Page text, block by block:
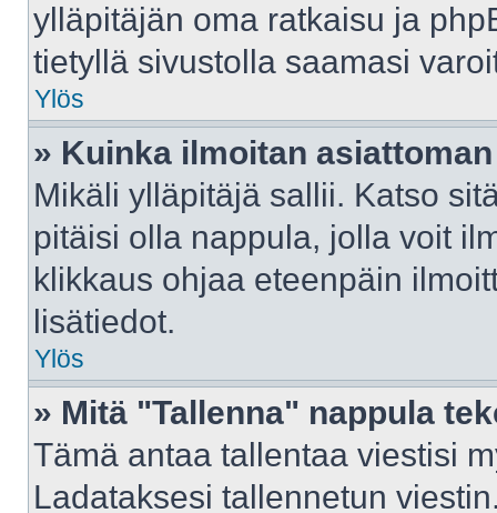
ylläpitäjän oma ratkaisu ja
tietyllä sivustolla saamasi
Ylös
» Kuinka ilmoitan
Mikäli ylläpitäjä sallii. Katso
pitäisi olla nappula, jolla voit
klikkaus ohjaa eteenpäin
lisätiedot.
Ylös
» Mitä "Tallenna" nappula
Tämä antaa tallentaa viestisi
Ladataksesi tallennetun